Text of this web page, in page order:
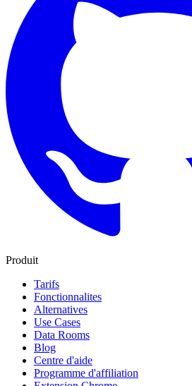
Produit
Tarifs
Fonctionnalites
Alternatives
Use Cases
Data Rooms
Blog
Centre d'aide
Programme d'affiliation